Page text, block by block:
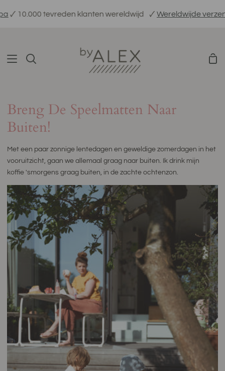
naar
tevreden klanten wereldwijd 🗸Wereldwijde verzending
Zoeken
Breng De Speelmatten Naar
Buiten!
Met een paar zonnige lentedagen en geweldige zomerdagen in het
vooruitzicht, gaan we allemaal graag naar buiten. Ik drink mijn
koffie 'smorgens graag buiten, in de zachte ochtenzon.